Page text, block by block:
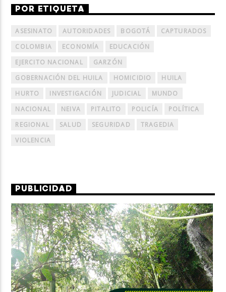
POR ETIQUETA
ASESINATO AUTORIDADES BOGOTÁ
CAPTURADOS
COLOMBIA
ECONOMÍA
EDUCACIÓN
EJERCITO NACIONAL
GARZÓN
GOBERNACIÓN DEL HUILA
HOMICIDIO
HUILA
HURTO
INVESTIGACIÓN JUDICIAL
MUNDO
NACIONAL
NEIVA PITALITO POLICÍA
POLÍTICA
REGIONAL
SALUD SEGURIDAD
TRAGEDIA
VIOLENCIA
PUBLICIDAD